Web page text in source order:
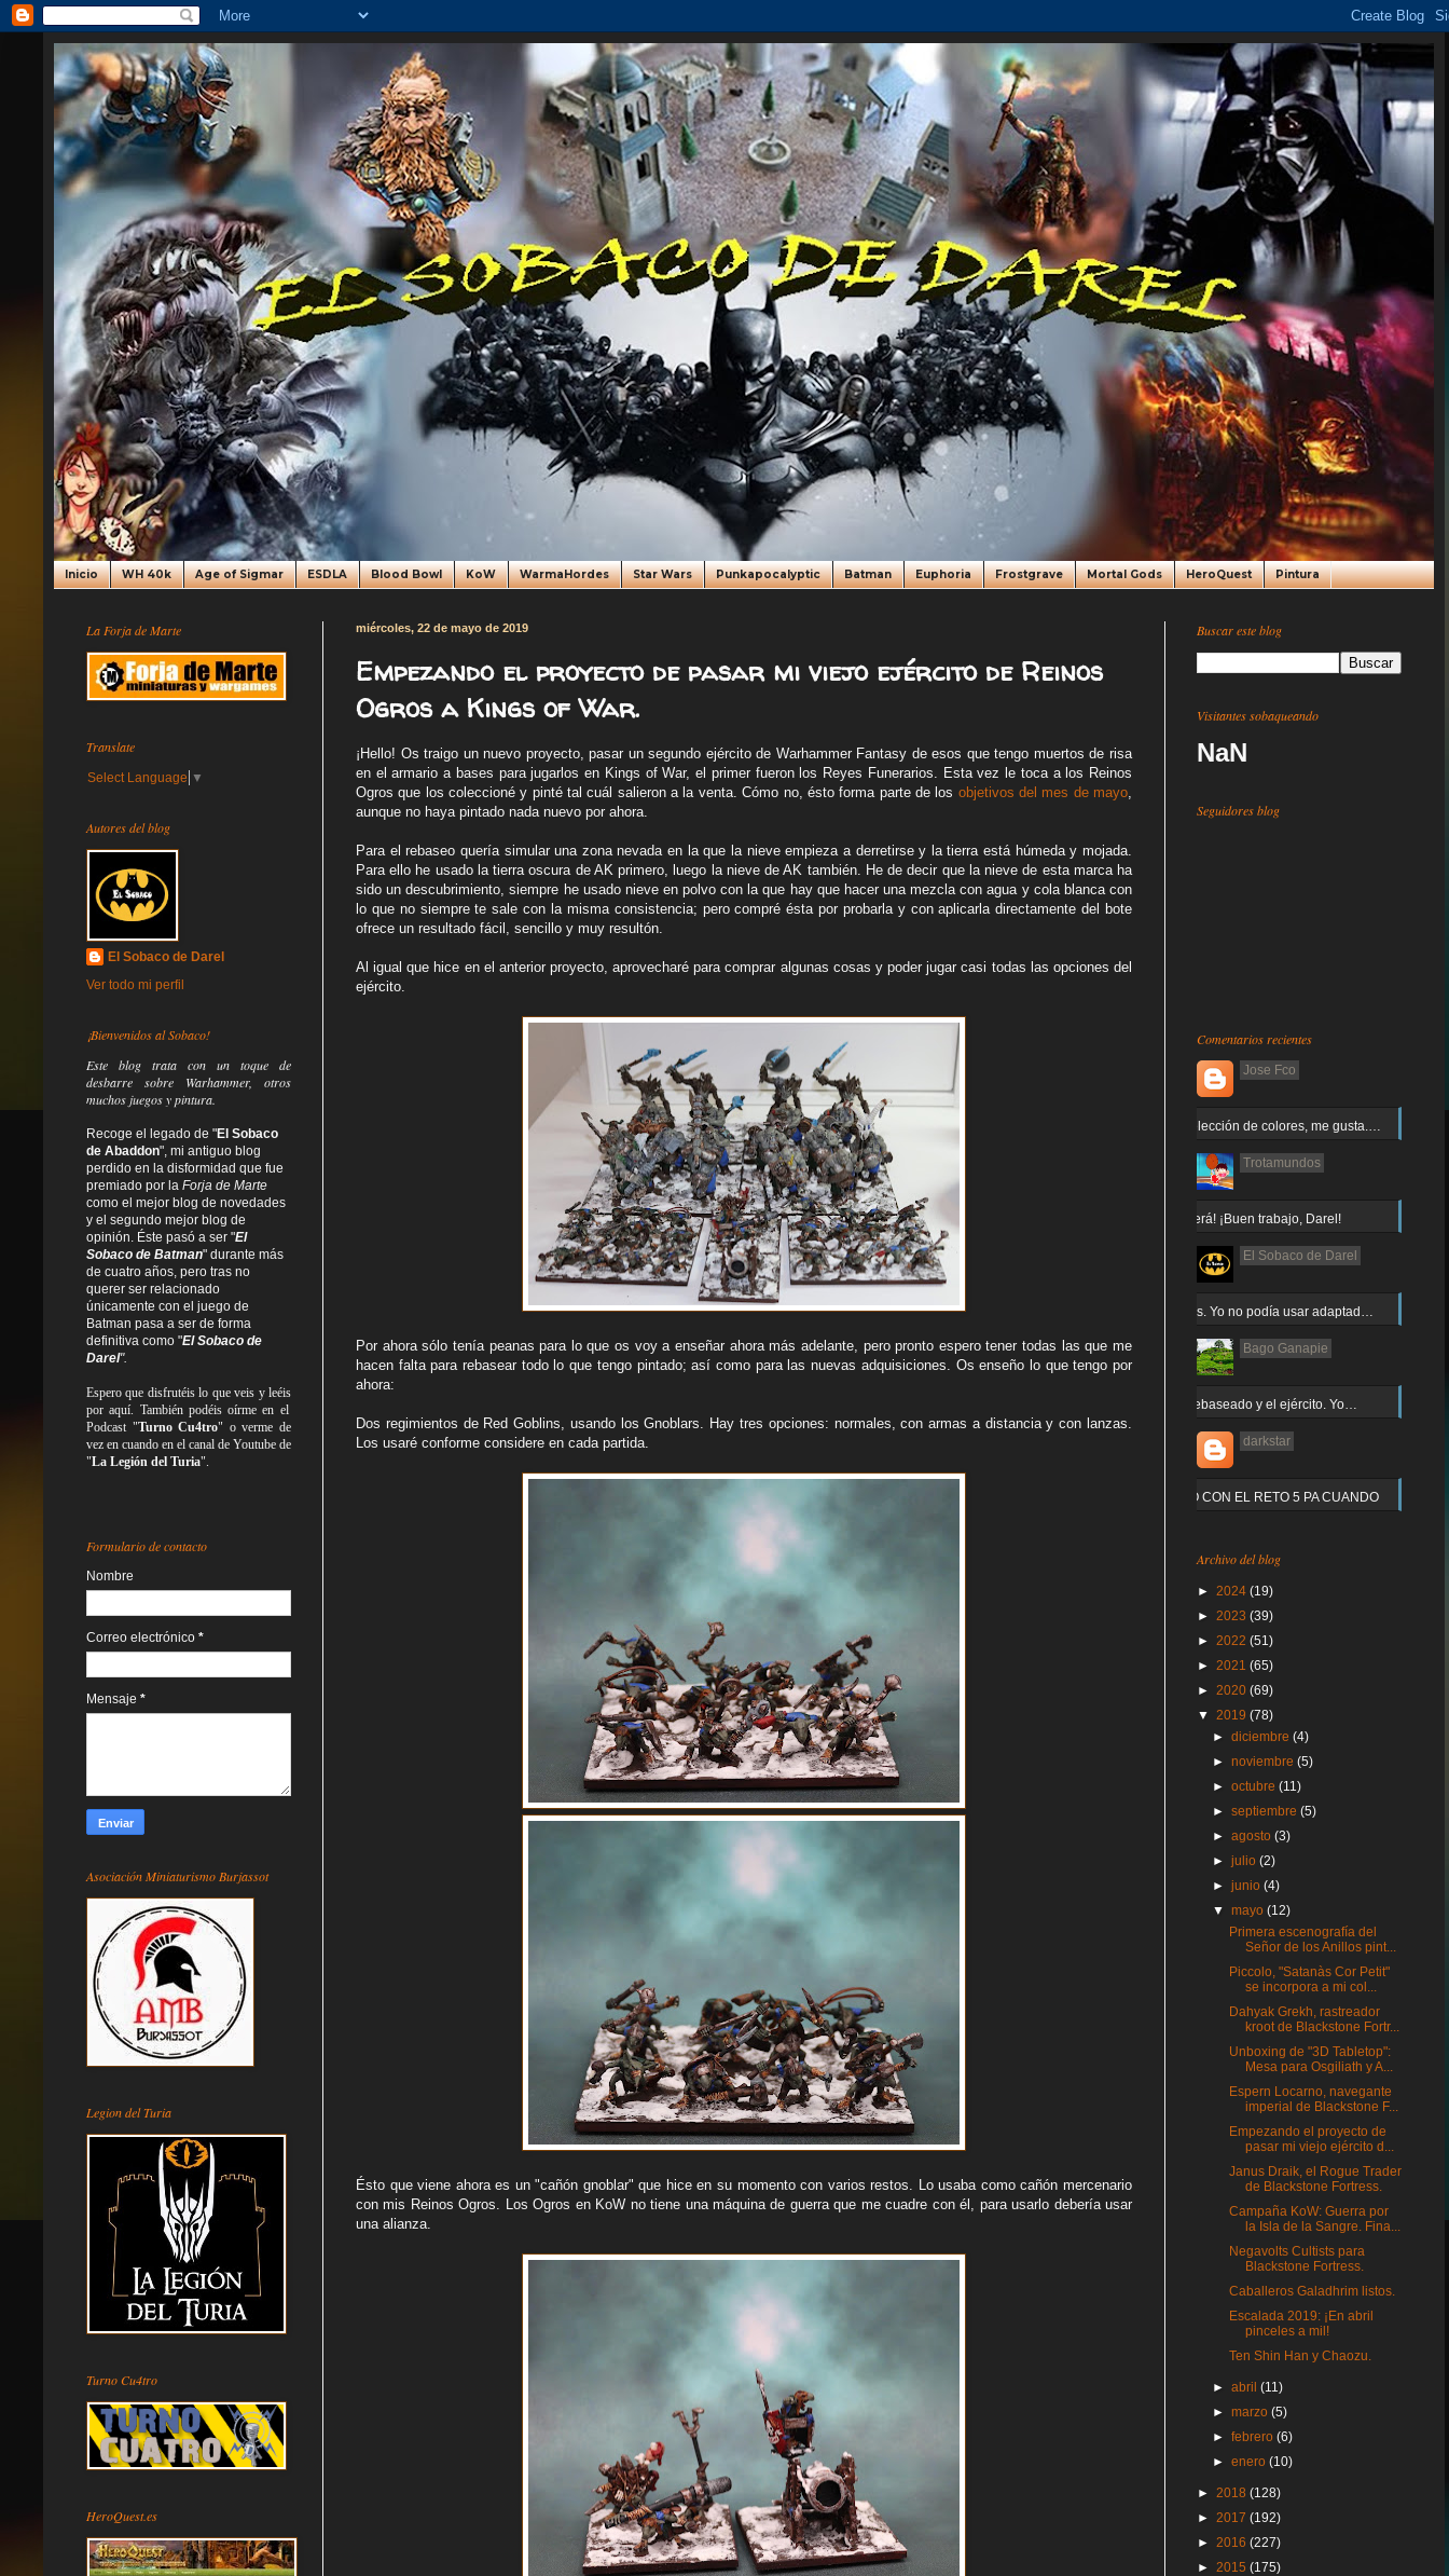
Inicio WH 40k Age of Sigmar ESDLA Blood Bowl KoW WarmaHordes Star Wars Punkapocalyptic Batman Euphoria Frostgrave Mortal Gods HeroQuest Pintura
miércoles, 22 de mayo de 2019
Empezando el proyecto de pasar mi viejo ejército de Reinos
Ogros a Kings of War.
¡Hello! Os traigo un nuevo proyecto, pasar un segundo ejército de Warhammer Fantasy de esos que tengo muertos de risa
en el armario a bases para jugarlos en Kings of War, el primer fueron los Reyes Funerarios. Esta vez le toca a los Reinos
Ogros que los coleccioné y pinté tal cuál salieron a la venta. Cómo no, ésto forma parte de los objetivos del mes de mayo,
aunque no haya pintado nada nuevo por ahora.
Para el rebaseo quería simular una zona nevada en la que la nieve empieza a derretirse y la tierra está húmeda y mojada.
Para ello he usado la tierra oscura de AK primero, luego la nieve de AK también. He de decir que la nieve de esta marca ha
sido un descubrimiento, siempre he usado nieve en polvo con la que hay que hacer una mezcla con agua y cola blanca con
lo que no siempre te sale con la misma consistencia; pero compré ésta por probarla y con aplicarla directamente del bote
ofrece un resultado fácil, sencillo y muy resultón.
Al igual que hice en el anterior proyecto, aprovecharé para comprar algunas cosas y poder jugar casi todas las opciones del
ejército.
Por ahora sólo tenía peanas para lo que os voy a enseñar ahora más adelante, pero pronto espero tener todas las que me
hacen falta para rebasear todo lo que tengo pintado; así como para las nuevas adquisiciones. Os enseño lo que tengo por
ahora:
Dos regimientos de Red Goblins, usando los Gnoblars. Hay tres opciones: normales, con armas a distancia y con lanzas.
Los usaré conforme considere en cada partida.
Ésto que viene ahora es un "cañón gnoblar" que hice en su momento con varios restos. Lo usaba como cañón mercenario
con mis Reinos Ogros. Los Ogros en KoW no tiene una máquina de guerra que me cuadre con él, para usarlo debería usar
una alianza.
La Forja de Marte
Translate
Select Language ▼
Autores del blog
El Sobaco de Darel
Ver todo mi perfil
¡Bienvenidos al Sobaco!
Este blog trata con un toque de
desbarre sobre Warhammer, otros
muchos juegos y pintura.
Recoge el legado de "El Sobaco
de Abaddon", mi antiguo blog
perdido en la disformidad que fue
premiado por la Forja de Marte
como el mejor blog de novedades
y el segundo mejor blog de
opinión. Éste pasó a ser "El
Sobaco de Batman" durante más
de cuatro años, pero tras no
querer ser relacionado
únicamente con el juego de
Batman pasa a ser de forma
definitiva como "El Sobaco de
Darel".
Espero que disfrutéis lo queveis yleéis
por aquí. También podéis oírme en el
Podcast "Turno Cu4tro" o verme de
vez en cuando en el canal de Youtube de
"La Legión del Turia".
Formulario de contacto
Nombre
Correo electrónico *
Mensaje *
Asociación Miniaturismo Burjassot
Legion del Turia
Turno Cu4tro
HeroQuest.es
Buscar este blog
Visitantes sobaqueando
NaN
Seguidores blog
Comentarios recientes
Jose Fco
Muy buena elección de colores, me gusta.…
Trotamundos
¡Arnor no caerá! ¡Buen trabajo, Darel!
El Sobaco de Darel
Jajaja gracias. Yo no podía usar adaptad…
Bago Ganapie
Increíble el rebaseado y el ejército. Yo…
darkstar
Y QUE PASO CON EL RETO 5 PA CUANDO
Archivo del blog
► 2024 (19)
► 2023 (39)
► 2022 (51)
► 2021 (65)
► 2020 (69)
▼ 2019 (78)
►diciembre(4)
►noviembre(5)
►octubre(11)
►septiembre(5)
►agosto(3)
►julio(2)
►junio(4)
▼mayo(12)
Primera escenografía del
Señor de los Anillos pint...
Piccolo, "Satanàs Cor Petit"
se incorpora a mi col...
Dahyak Grekh, rastreador
kroot de Blackstone Fortr...
Unboxing de "3D Tabletop":
Mesa para Osgiliath y A...
Espern Locarno, navegante
imperial de Blackstone F...
Empezando el proyecto de
pasar mi viejo ejército d...
Janus Draik, el Rogue Trader
de Blackstone Fortress.
Campaña KoW: Guerra por
la Isla de la Sangre. Fina...
Negavolts Cultists para
Blackstone Fortress.
Caballeros Galadhrim listos.
Escalada 2019: ¡En abril
pinceles a mil!
Ten Shin Han y Chaozu.
►abril(11)
►marzo(5)
►febrero(6)
►enero(10)
► 2018 (128)
► 2017 (192)
► 2016 (227)
► 2015 (175)